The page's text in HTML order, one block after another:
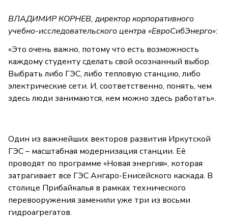
ВЛАДИМИР КОРНЕВ, директор корпоративного
учебно-исследовательского центра «ЕвроСибЭнерго»:
«Это очень важно, потому что есть возможность
каждому студенту сделать свой осознанный выбор.
Выбрать либо ГЭС, либо тепловую станцию, либо
электрические сети. И, соответственно, понять, чем
здесь люди занимаются, кем можно здесь работать».
Один из важнейших векторов развития Иркутской
ГЭС – масштабная модернизация станции. Её
проводят по программе «Новая энергия», которая
затрагивает все ГЭС Ангаро-Енисейского каскада. В
столице Прибайкалья в рамках технического
перевооружения заменили уже три из восьми
гидроагрегатов.